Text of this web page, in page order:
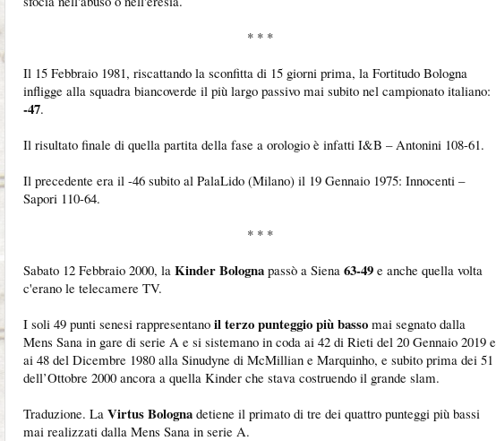
* * *
Il 15 Febbraio 1981, riscattando la sconfitta di 15 giorni prima, la Fortitudo Bologna
infligge alla squadra biancoverde il più largo passivo mai subito nel campionato italiano:
-47.
Il risultato finale di quella partita della fase a orologio è infatti I&B – Antonini 108-61.
Il precedente era il -46 subito al PalaLido (Milano) il 19 Gennaio 1975: Innocenti –
Sapori 110-64.
* * *
Sabato 12 Febbraio 2000, la Kinder Bologna passò a Siena 63-49 e anche quella volta
c'erano le telecamere TV.
I soli 49 punti senesi rappresentano il terzo punteggio più basso mai segnato dalla
Mens Sana in gare di serie A e si sistemano in coda ai 42 di Rieti del 20 Gennaio 2019 e
ai 48 del Dicembre 1980 alla Sinudyne di McMillian e Marquinho, e subito prima dei 51
dell’Ottobre 2000 ancora a quella Kinder che stava costruendo il grande slam.
Traduzione. La Virtus Bologna detiene il primato di tre dei quattro punteggi più bassi
mai realizzati dalla Mens Sana in serie A.